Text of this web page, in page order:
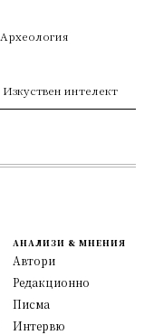
Археология
Изкуствен интелект
АНАЛИЗИ & МНЕНИЯ
Автори
Редакционно
Писма
Интервю